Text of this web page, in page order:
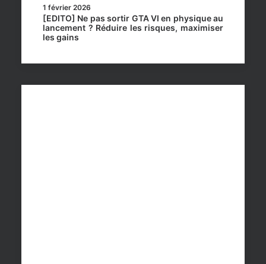
1 février 2026
[EDITO] Ne pas sortir GTA VI en physique au
lancement ? Réduire les risques, maximiser
les gains